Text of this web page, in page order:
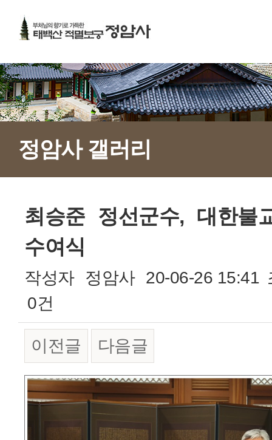
정암사 갤러리
최승준 정선군수, 대한불
수여식
작성자 정암사 20-06-26 15:41
0건
이전글 다음글
본문